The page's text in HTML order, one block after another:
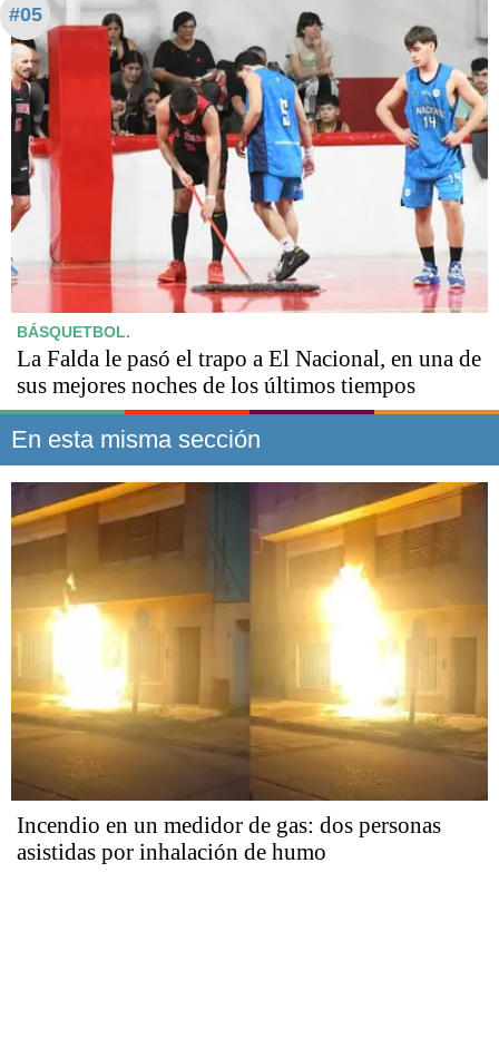
#05
BÁSQUETBOL.
La Falda le pasó el trapo a El Nacional, en una de
sus mejores noches de los últimos tiempos
En esta misma sección
Incendio en un medidor de gas: dos personas
asistidas por inhalación de humo